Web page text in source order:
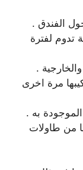
الفندق .
تدوم لفترة
.
مرة اخرى
به .
من طاولات